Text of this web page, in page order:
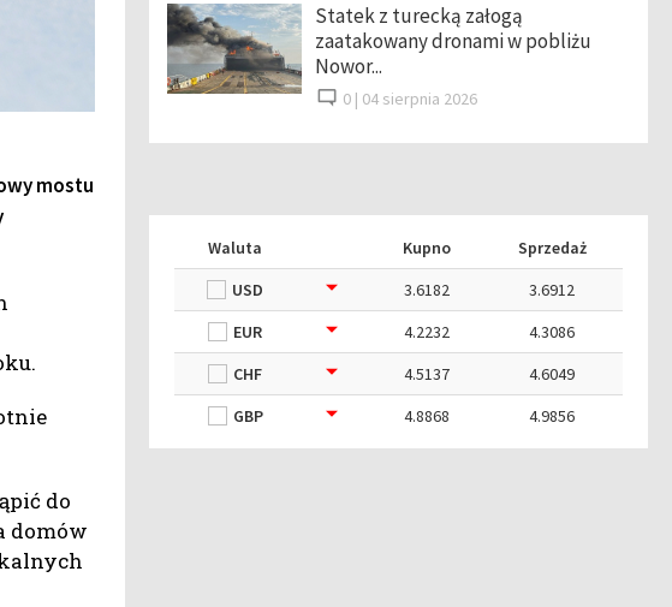
mostu
do
domów
Statek z turecką załogą
zaatakowany dronami w pobliżu
Nowor...
0 | 04 sierpnia 2026
Waluta Kupno
Sprzedaż
USD
3.6182
3.6912
EUR
4.2232
4.3086
CHF
4.5137
4.6049
GBP
4.8868 4.9856